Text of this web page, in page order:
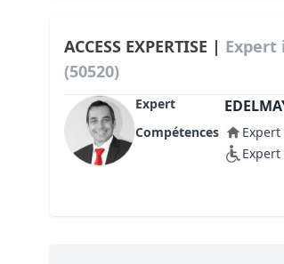
ACCESS EXPERTISE | Expert
(50520)
Expert
Compétences